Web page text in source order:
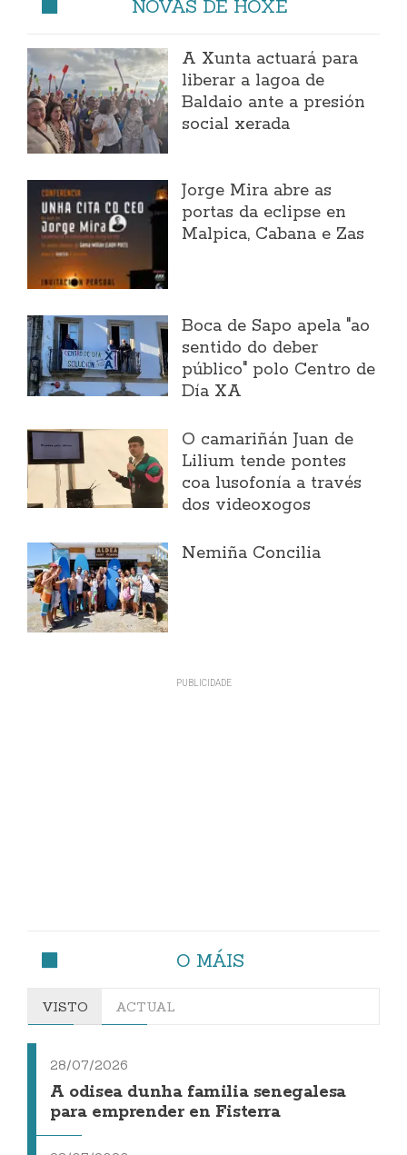
NOVAS DE HOXE
A Xunta actuará para
liberar a lagoa de
Baldaio ante a presión
social xerada
Jorge Mira abre as
portas da eclipse en
Malpica, Cabana e Zas
Boca de Sapo apela "ao
sentido do deber
público" polo Centro de
Día XA
O camariñán Juan de
Lilium tende pontes
coa lusofonía a través
dos videoxogos
Nemiña Concilia
O MÁIS
VISTO ACTUAL
28/07/2026
A odisea dunha familia senegalesa
para emprender en Fisterra